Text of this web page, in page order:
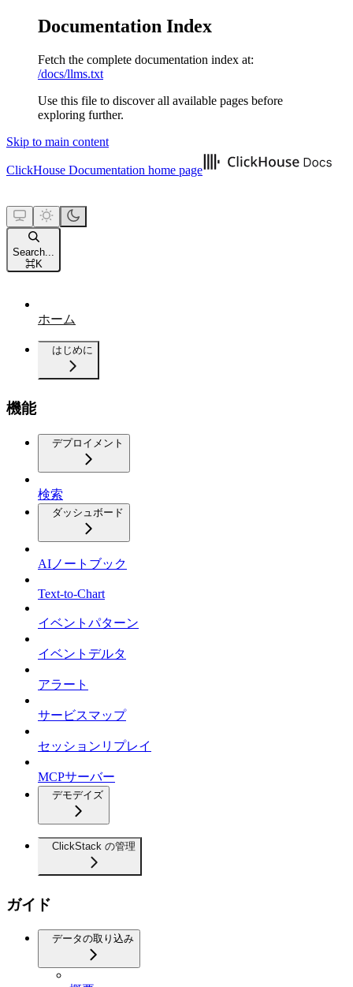
Documentation Index
Fetch the complete documentation index at:
/docs/llms.txt
Use this file to discover all available pages before
exploring further.
Skip to main content
ClickHouse Documentation home page
Search...
⌘K
ホーム
はじめに
機能
デプロイメント
検索
ダッシュボード
AIノートブック
Text-to-Chart
イベントパターン
イベントデルタ
アラート
サービスマップ
セッションリプレイ
MCPサーバー
デモデイズ
ClickStack の管理
ガイド
データの取り込み